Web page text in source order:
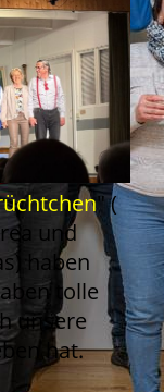
" (
und
haben
tolle
unsere
hat.